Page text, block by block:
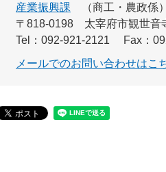
産業振興課
商工・農政係
〒818-0198
太宰府市観世音
Tel：092-921-2121
Fax：
メールでのお問い合わせはこ